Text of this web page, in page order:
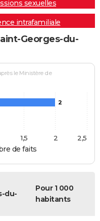
sexuelles
intrafamiliale
Georges-du-
de faits
le Ministère de
2
1,5 2 2,5
du-
Pour 1 000
habitants